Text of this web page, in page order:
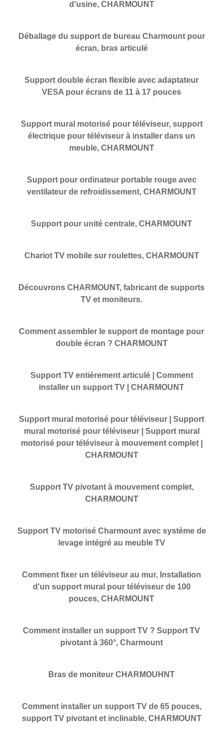
d'usine, CHARMOUNT
Déballage du support de bureau Charmount pour
écran, bras articulé
Support double écran flexible avec adaptateur
VESA pour écrans de 11 à 17 pouces
Support mural motorisé pour téléviseur, support
électrique pour téléviseur à installer dans un
meuble, CHARMOUNT
Support pour ordinateur portable rouge avec
ventilateur de refroidissement, CHARMOUNT
Support pour unité centrale, CHARMOUNT
Chariot TV mobile sur roulettes, CHARMOUNT
Découvrons CHARMOUNT, fabricant de supports
TV et moniteurs.
Comment assembler le support de montage pour
double écran ? CHARMOUNT
Support TV entièrement articulé | Comment
installer un support TV | CHARMOUNT
Support mural motorisé pour téléviseur | Support
mural motorisé pour téléviseur | Support mural
motorisé pour téléviseur à mouvement complet |
CHARMOUNT
Support TV pivotant à mouvement complet,
CHARMOUNT
Support TV motorisé Charmount avec système de
levage intégré au meuble TV
Comment fixer un téléviseur au mur, Installation
d'un support mural pour téléviseur de 100
pouces, CHARMOUNT
Comment installer un support TV ? Support TV
pivotant à 360°, Charmount
Bras de moniteur CHARMOUHNT
Comment installer un support TV de 65 pouces,
support TV pivotant et inclinable, CHARMOUNT